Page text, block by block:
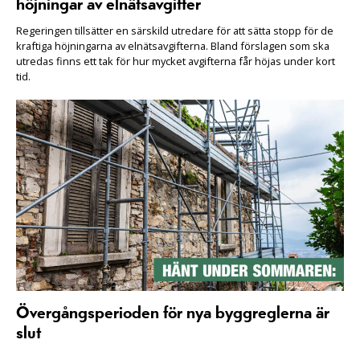
höjningar av elnätsavgifter
Regeringen tillsätter en särskild utredare för att sätta stopp för de
kraftiga höjningarna av elnätsavgifterna. Bland förslagen som ska
utredas finns ett tak för hur mycket avgifterna får höjas under kort
tid.
Övergångsperioden för nya byggreglerna är
slut